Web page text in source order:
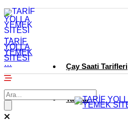
TARİF
YOLLA
YEMEK
SİTESİ
… Çay Saati Tarifleri
Tatlılar